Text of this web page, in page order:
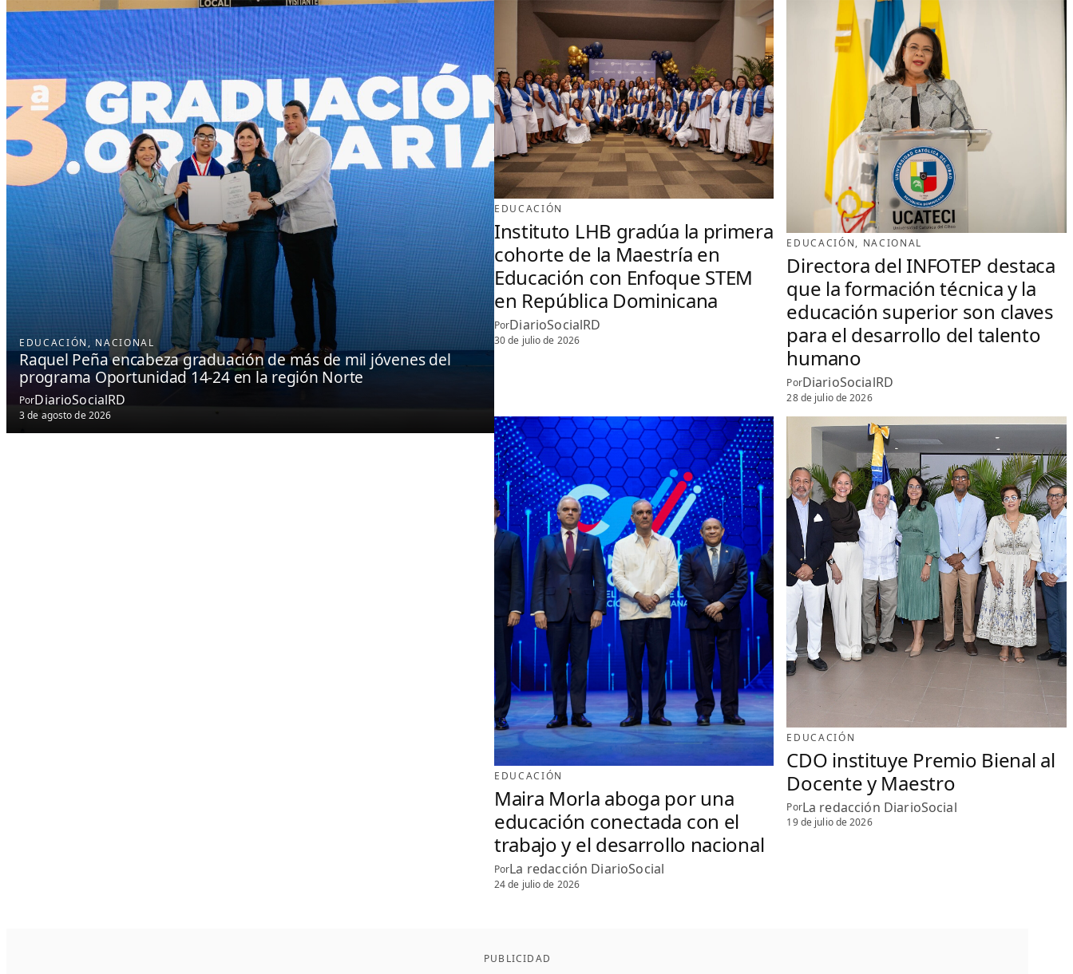
EDUCACIÓN , NACIONAL
Raquel Peña encabeza graduación de más de mil jóvenes del
programa Oportunidad 14-24 en la región Norte
PorDiarioSocialRD
3 de agosto de 2026
EDUCACIÓN
Instituto LHB gradúa la primera
cohorte de la Maestría en
Educación con Enfoque STEM
en República Dominicana
PorDiarioSocialRD
30 de julio de 2026
EDUCACIÓN, NACIONAL
Directora del INFOTEP destaca
que la formación técnica y la
educación superior son claves
para el desarrollo del talento
humano
PorDiarioSocialRD
28 de julio de 2026
EDUCACIÓN
Maira Morla aboga por una
educación conectada con el
trabajo y el desarrollo nacional
PorLa redacción DiarioSocial
24 de julio de 2026
EDUCACIÓN
CDO instituye Premio Bienal al
Docente y Maestro
PorLa redacción DiarioSocial
19 de julio de 2026
PUBLICIDAD